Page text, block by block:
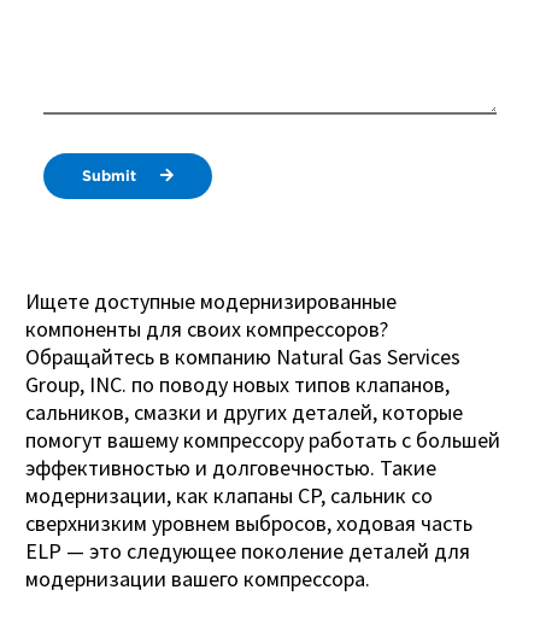
Submit
Ищете доступные модернизированные
компоненты для своих компрессоров?
Обращайтесь в компанию Natural Gas Services
Group, INC. по поводу новых типов клапанов,
сальников, смазки и других деталей, которые
помогут вашему компрессору работать с большей
эффективностью и долговечностью. Такие
модернизации, как клапаны CP, сальник со
сверхнизким уровнем выбросов, ходовая часть
ELP — это следующее поколение деталей для
модернизации вашего компрессора.